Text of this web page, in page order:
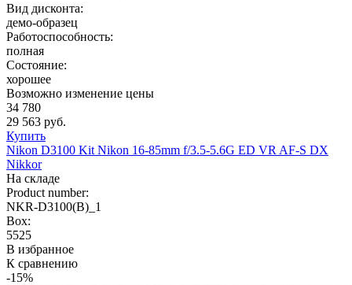
Вид дисконта:
демо-образец
Работоспособность:
полная
Состояние:
хорошее
Возможно изменение цены
34 780
29 563 руб.
Купить
Nikon D3100 Kit Nikon 16-85mm f/3.5-5.6G ED VR AF-S DX
Nikkor
На складе
Product number:
NKR-D3100(B)_1
Box:
5525
В избранное
К сравнению
-15%